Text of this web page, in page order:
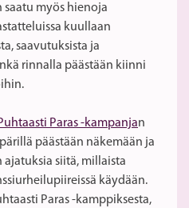
myös hienoja
kuullaan
saavutuksista ja
rinnalla päästään kiinni
Paras -kampanjan
päästään näkemään ja
siitä, millaista
käydään.
Paras -kamppiksesta,